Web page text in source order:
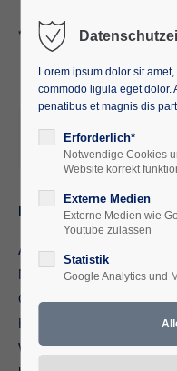
(Kommentare: 0)
Hoher Besuch in Waren
Am 12. April reisten der
Norddeutschland, Jason
Öffentlichkeitsbeauftrage
Hamburg, Deborah
Waren (Müritz). Was war
Lorem ipsum dolor sit
commodo ligula eget dolor.
penatibus et magnis dis
Erforderlich*
Notwendige Cookies
Website korrekt
Externe Medien
Externe Medien wie
Youtube zulassen
Statistik
Google Analytics und